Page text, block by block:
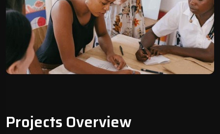
Projects Overview